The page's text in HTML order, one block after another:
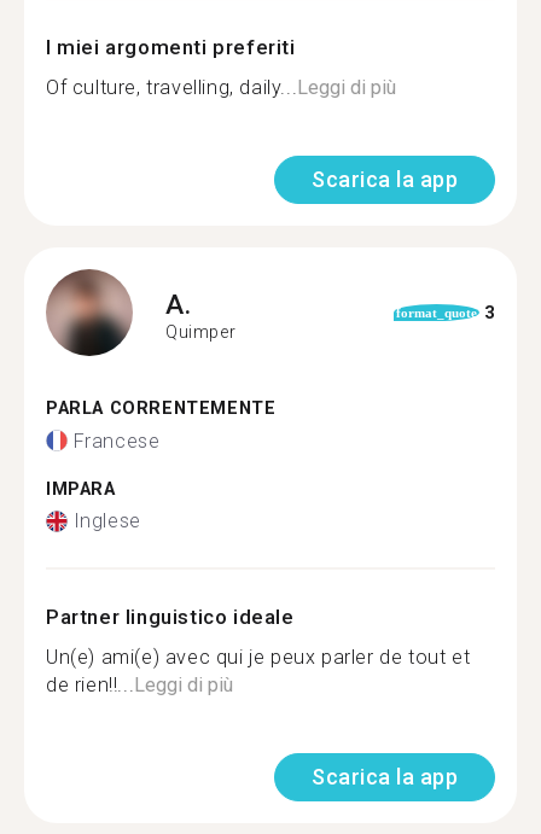
I miei argomenti preferiti
Of culture, travelling, daily...Leggi di più
Scarica la app
A.
Quimper
format_quote 3
PARLA CORRENTEMENTE
Francese
IMPARA
Inglese
Partner linguistico ideale
Un(e) ami(e) avec qui je peux parler de tout et
de rien!!...Leggi di più
Scarica la app